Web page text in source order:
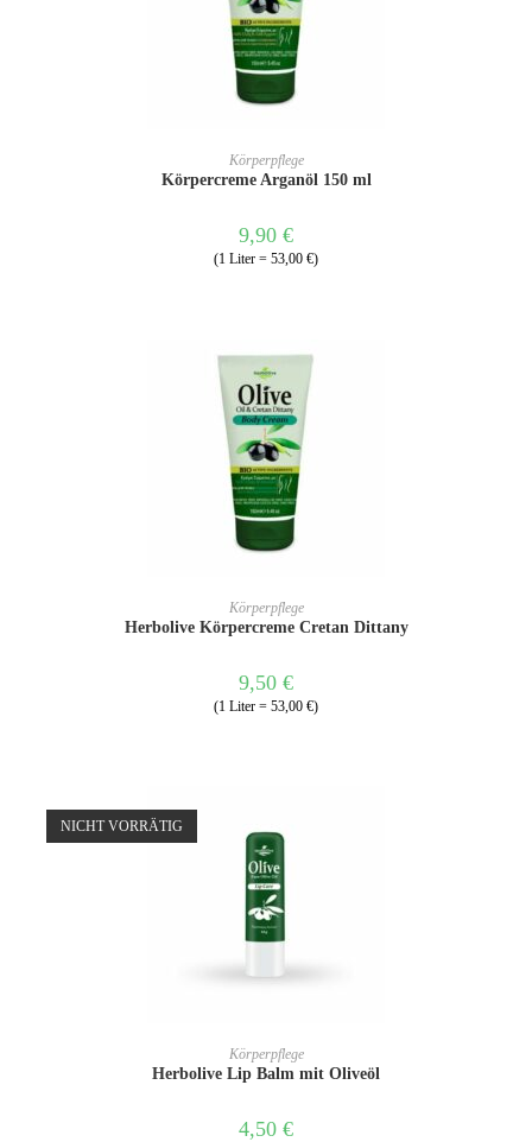
IN DEN WARENKORB
Körperpflege
Körpercreme Arganöl 150 ml
9,90 €
(1 Liter = 53,00 €)
IN DEN WARENKORB
Körperpflege
Herbolive Körpercreme Cretan Dittany
9,50 €
(1 Liter = 53,00 €)
NICHT VORRÄTIG
WEITERLESEN
Körperpflege
Herbolive Lip Balm mit Oliveöl
4,50 €